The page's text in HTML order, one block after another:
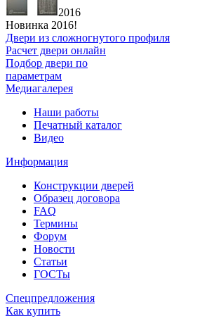
2016
Новинка 2016!
Двери из сложногнутого профиля
Расчет двери онлайн
Подбор двери по
параметрам
Медиагалерея
Наши работы
Печатный каталог
Видео
Информация
Конструкции дверей
Образец договора
FAQ
Термины
Форум
Новости
Статьи
ГОСТы
Спецпредложения
Как купить